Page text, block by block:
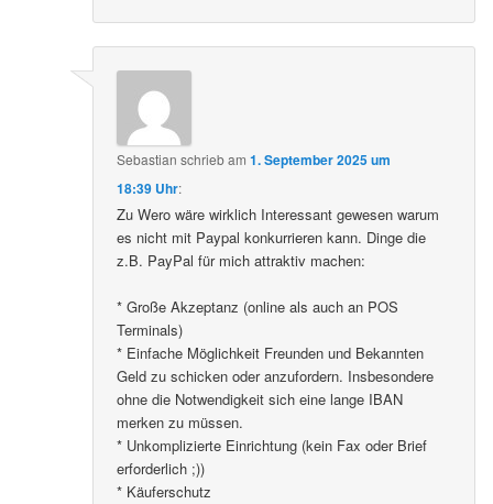
Sebastian schriebam1. September 2025 um
18:39 Uhr:
Zu Wero wäre wirklich Interessant gewesen warum
es nicht mit Paypal konkurrieren kann. Dinge die
z.B. PayPal für mich attraktiv machen:
* Große Akzeptanz (online als auch an POS
Terminals)
* Einfache Möglichkeit Freunden und Bekannten
Geld zu schicken oder anzufordern. Insbesondere
ohne die Notwendigkeit sich eine lange IBAN
merken zu müssen.
* Unkomplizierte Einrichtung (kein Fax oder Brief
erforderlich ;))
* Käuferschutz